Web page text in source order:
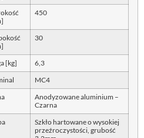
450
30
[kg] 6,3
MC4
Anodyzowane aluminium –
Czarna
Szkło hartowane o wysokiej
przeźroczystości, grubość